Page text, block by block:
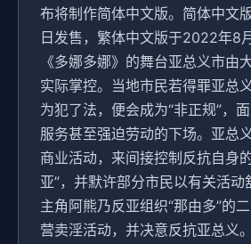
布将制作简体中文版。简体中文
日发售，繁体中文版于2022年8
《多娜多娜》的舞台亚总义市由
实际掌控。当地市民若得罪亚总
为犯了法，便会成为“非正规”，
服务甚至强迫劳动的下场。亚总
商业活动，来间接控制反抗自身
亚”，并默许部分市民以有关活动
主角阿熊乃反亚组织“那由多”的
营卖淫活动，并决意反抗亚总义